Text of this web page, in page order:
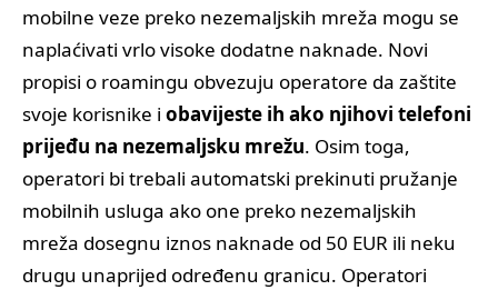
mobilne veze preko nezemaljskih mreža mogu se
naplaćivati vrlo visoke dodatne naknade. Novi
propisi o roamingu obvezuju operatore da zaštite
svoje korisnike i obavijeste ih ako njihovi telefoni
prijeđu na nezemaljsku mrežu. Osim toga,
operatori bi trebali automatski prekinuti pružanje
mobilnih usluga ako one preko nezemaljskih
mreža dosegnu iznos naknade od 50 EUR ili neku
drugu unaprijed određenu granicu. Operatori